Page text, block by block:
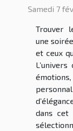
Samedi 7
Trouver
une
et ceux
dans cet